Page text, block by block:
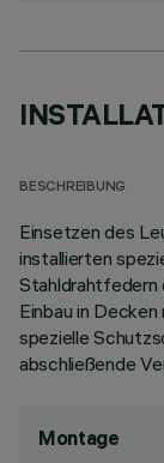
BESCHREIBUNG
Einsetzen des
installierten
Stahldrahtfedern
Einbau in
spezielle
abschließende
Montage